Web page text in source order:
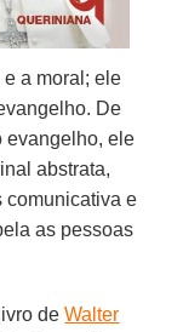
a moral; ele
De
evangelho, ele
abstrata,
comunicativa e
as pessoas
deWalter